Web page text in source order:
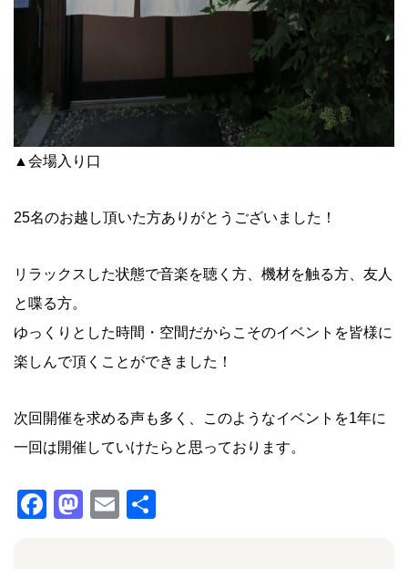
▲会場入り口
25名のお越し頂いた方ありがとうございました！
リラックスした状態で音楽を聴く方、機材を触る方、友人
と喋る方。
ゆっくりとした時間・空間だからこそのイベントを皆様に
楽しんで頂くことができました！
次回開催を求める声も多く、このようなイベントを1年に
一回は開催していけたらと思っております。
F M E